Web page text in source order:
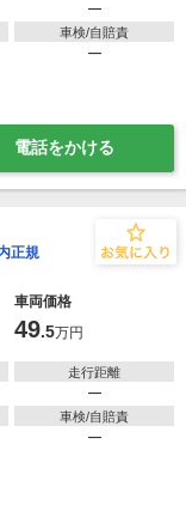
―
車検/自賠責
―
電話をかける
正規
車両価格
49.5万円
走行距離
―
車検/自賠責
―